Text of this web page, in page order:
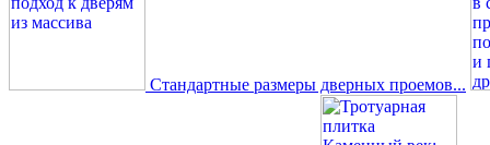
Стандартные размеры дверных проемов...